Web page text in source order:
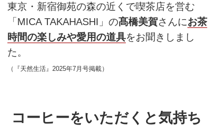
東京・新宿御苑の森の近くで喫茶店を営む
「MICA TAKAHASHI」の髙橋美賀さんにお茶
時間の楽しみや愛用の道具をお聞きしまし
た。
（『天然生活』2025年7月号掲載）
コーヒーをいただくと気持ち